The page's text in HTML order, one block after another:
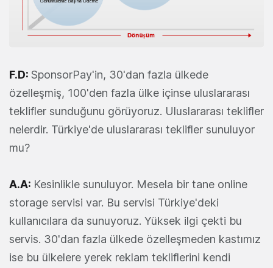
F.D: SponsorPay'in, 30'dan fazla ülkede
özelleşmiş, 100'den fazla ülke içinse uluslararası
teklifler sunduğunu görüyoruz. Uluslararası teklifler
nelerdir. Türkiye'de uluslararası teklifler sunuluyor
mu?
A.A: Kesinlikle sunuluyor. Mesela bir tane online
storage servisi var. Bu servisi Türkiye'deki
kullanıcılara da sunuyoruz. Yüksek ilgi çekti bu
servis. 30'dan fazla ülkede özelleşmeden kastımız
ise bu ülkelere yerek reklam tekliflerini kendi